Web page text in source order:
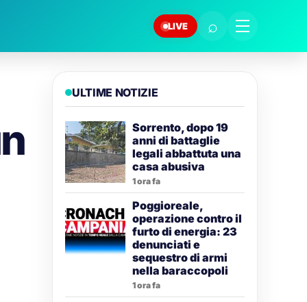
LIVE ⌕
ULTIME NOTIZIE
Sorrento, dopo 19
anni di battaglie
legali abbattuta una
casa abusiva
1 ora fa
Poggioreale,
operazione contro il
furto di energia: 23
denunciati e
sequestro di armi
nella baraccopoli
1 ora fa